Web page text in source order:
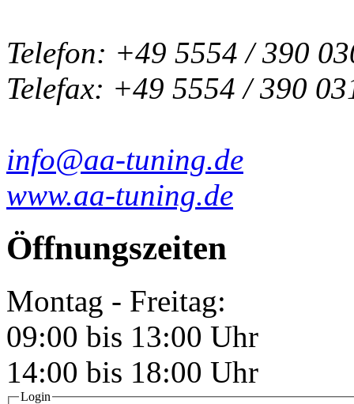
Telefon: +49 5554 / 390
Telefax: +49 5554 / 390
info@aa-tuning.de
www.aa-tuning.de
Öffnungszeiten
Montag - Freitag:
09:00 bis 13:00 Uhr
14:00 bis 18:00 Uhr
Login